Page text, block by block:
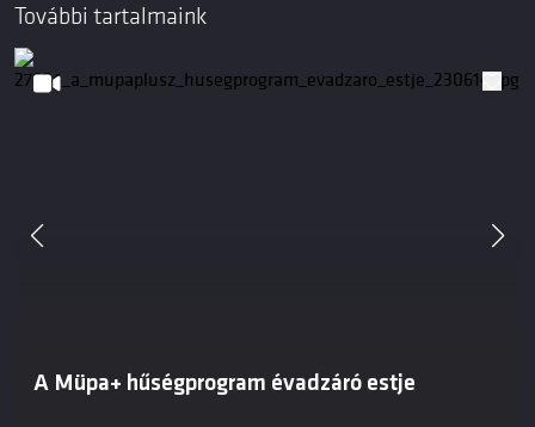
További tartalmaink
A Müpa+ hűségprogram évadzáró estje